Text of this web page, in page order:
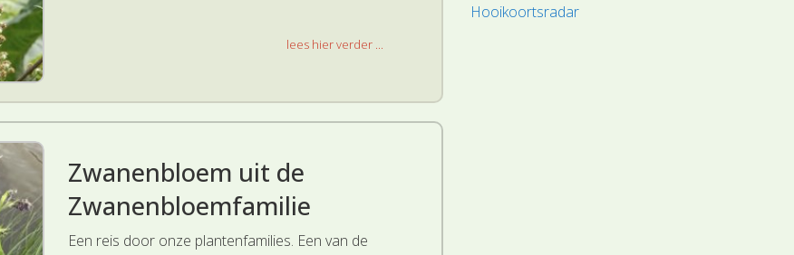
lees hier verder ...
Zwanenbloem uit de
Zwanenbloemfamilie
Een reis door onze plantenfamilies. Een van de
Hooikoortsradar